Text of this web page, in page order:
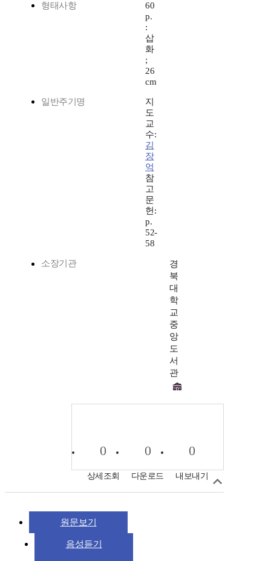
형태사항
60
p.
:
삽
화
;
26
cm
일반주기명
지
도
교
수:
김
장
억
참
고
문
헌:
p.
52-
58
소장기관
경
북
대
학
교
중
앙
도
서
관
0
상세조회
0
다운로드
0
내보내기
원문보기
음성듣기